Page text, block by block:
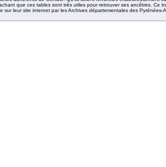
que ces tables sont très utiles pour retrouver ses ancêtres. Ce
sur leur site internet par les Archives départementales des Pyrénées-